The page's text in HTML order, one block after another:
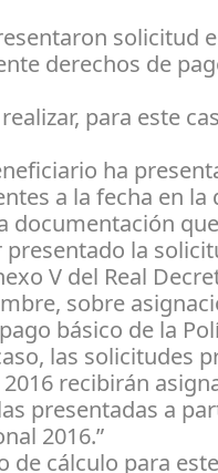
solicitud
derechos de
para este
ha
a la fecha en la
documentación
la
V del Real
sobre
básico de la
las solicitudes
recibirán
presentadas a
2016.”
de cálculo para